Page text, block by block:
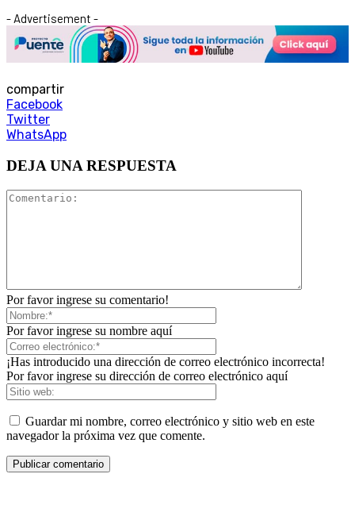
- Advertisement -
compartir
Facebook
Twitter
WhatsApp
DEJA UNA RESPUESTA
Por favor ingrese su comentario!
Por favor ingrese su nombre aquí
¡Has introducido una dirección de correo electrónico incorrecta!
Por favor ingrese su dirección de correo electrónico aquí
Guardar mi nombre, correo electrónico y sitio web en este
navegador la próxima vez que comente.